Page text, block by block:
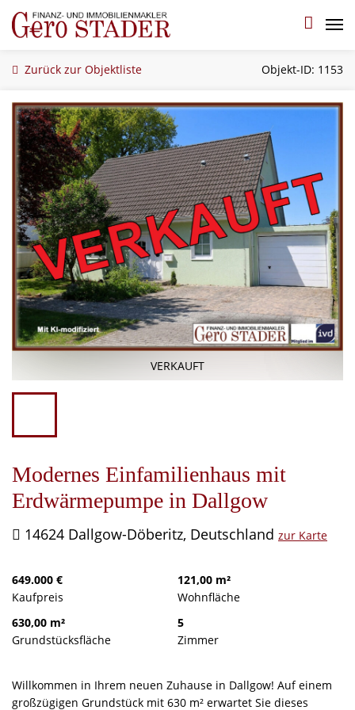
Startseite
Über mich
Angebote
Gesuche
Sie wollen verkaufen?
Referenzen
Zurück zur Objektliste Objekt-ID: 1153
VERKAUFT
Modernes Einfamilienhaus mit
Erdwärmepumpe in Dallgow
14624 Dallgow-Döberitz, Deutschland zur Karte
649.000 €
Kaufpreis
121,00 m²
Wohnfläche
630,00 m²
Grundstücksfläche
5
Zimmer
Willkommen in Ihrem neuen Zuhause in Dallgow! Auf einem
großzügigen Grundstück mit 630 m² erwartet Sie dieses